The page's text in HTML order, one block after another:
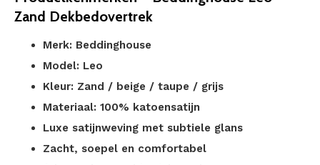
Zand Dekbedovertrek
Merk: Beddinghouse
Model: Leo
Kleur: Zand / beige / taupe / grijs
Materiaal: 100% katoensatijn
Luxe satijnweving met subtiele glans
Zacht, soepel en comfortabel